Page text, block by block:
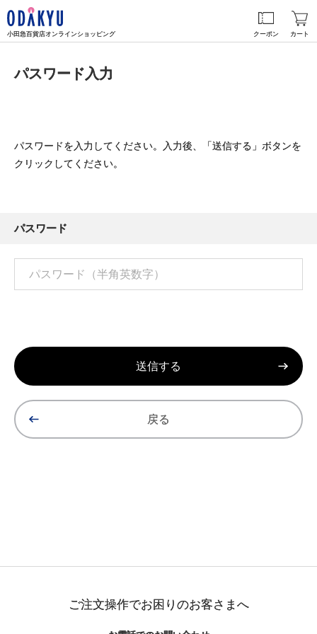
小田急百貨店オンラインショッピング クーポン カート
パスワード入力
パスワードを入力してください。入力後、「送信する」ボタンを
クリックしてください。
パスワード
戻る
ご注文操作でお困りのお客さまへ